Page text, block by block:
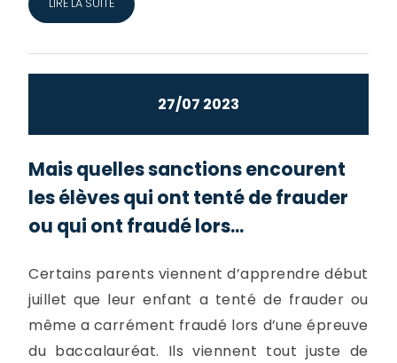
LIRE LA SUITE
27/07 2023
Mais quelles sanctions encourent
les élèves qui ont tenté de frauder
ou qui ont fraudé lors...
Certains parents viennent d’apprendre début
juillet que leur enfant a tenté de frauder ou
même a carrément fraudé lors d’une épreuve
du baccalauréat. Ils viennent tout juste de